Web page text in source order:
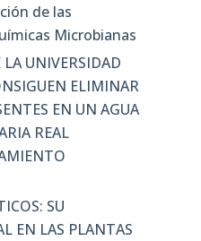
de las
Microbianas
UNIVERSIDAD
ELIMINAR
EN UN AGUA
REAL
SU
EN LAS PLANTAS